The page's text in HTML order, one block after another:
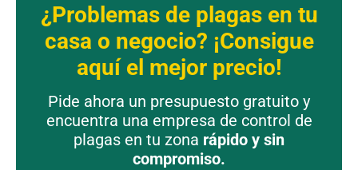
¿Problemas de plagas en tu
casa o negocio? ¡Consigue
aquí el mejor precio!
Pide ahora un presupuesto gratuito y
encuentra una empresa de control de
plagas en tu zona rápido y sin
compromiso.